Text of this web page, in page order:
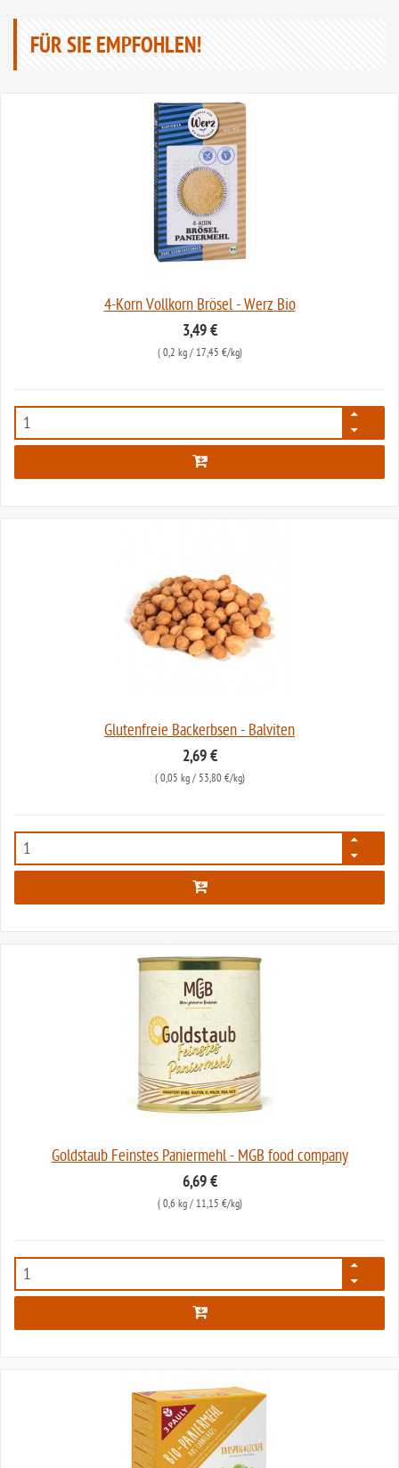
FÜR SIE EMPFOHLEN!
4-Korn Vollkorn Brösel - Werz Bio
3,49 €
( 0,2 kg/ 17,45 €/kg)
794
Glutenfreie Backerbsen - Balviten
2,69 €
( 0,05 kg/ 53,80 €/kg)
1081
Goldstaub Feinstes Paniermehl - MGB food company
6,69 €
( 0,6 kg/ 11,15 €/kg)
1321